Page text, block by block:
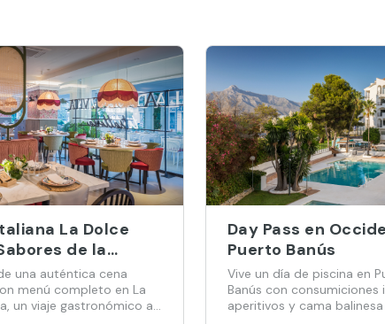
La Dolce
de la
en Puerto Banús
una auténtica cena
menú completo en La
un viaje gastronómico al
Day Pass en
Puerto Banús
Vive un día de piscina en
Banús con consumiciones
aperitivos y cama